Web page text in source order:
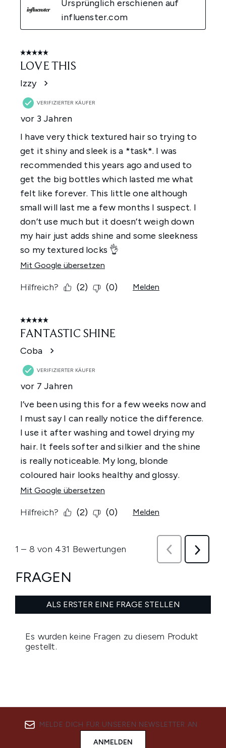
MELDE DICH FÜR UNSEREN NEWSLETTER AN
ANMELDEN